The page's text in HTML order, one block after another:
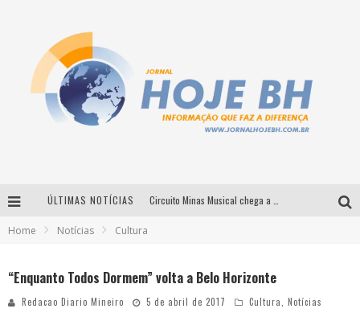
ÚLTIMAS NOTÍCIAS
Home Notícias Cultura
“Enquanto Todos Dormem” volta a Belo Horizonte
Redacao Diario Mineiro 5 de abril de 2017 Cultura Notícias